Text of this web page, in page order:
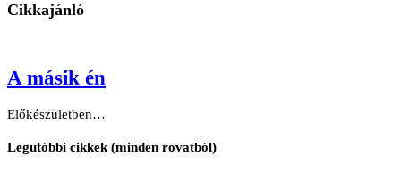
Cikkajánló
A másik én
Előkészületben…
Legutóbbi cikkek (minden rovatból)